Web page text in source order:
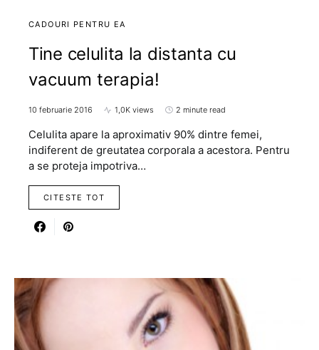
CADOURI PENTRU EA
Tine celulita la distanta cu
vacuum terapia!
10 februarie 2016 1,0K views 2 minute read
Celulita apare la aproximativ 90% dintre femei,
indiferent de greutatea corporala a acestora. Pentru
a se proteja impotriva…
CITESTE TOT